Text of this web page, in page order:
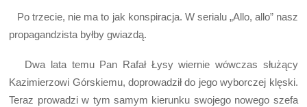
Po trzecie, nie ma to jak konspiracja. W serialu „Allo, allo” nasz
propagandzista byłby gwiazdą.
Dwa lata temu Pan Rafał Łysy wiernie wówczas służący
Kazimierzowi Górskiemu, doprowadził do jego wyborczej klęski.
Teraz prowadzi w tym samym kierunku swojego nowego szefa